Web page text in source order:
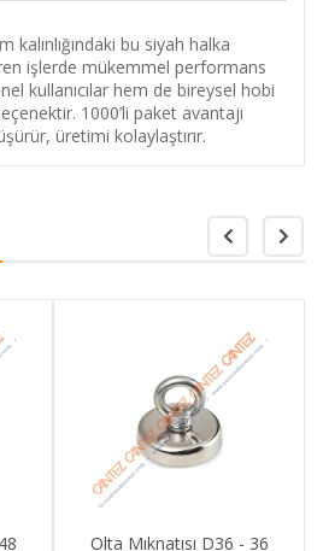
kalınlığındaki bu siyah halka
işlerde mükemmel performans
kullanıcılar hem de bireysel hobi
1000’li paket avantajı
üretimi kolaylaştırır.
Olta Mıknatısı D36 - 36